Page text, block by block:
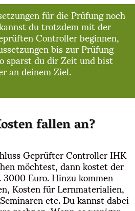
für die Prüfung noch
du trotzdem mit der
Controller beginnen,
bis zur Prüfung
sparst du dir Zeit und bist
an deinem Ziel.
fallen an?
Geprüfter Controller IHK
möchtest, dann kostet der
Euro. Hinzu kommen
Kosten für Lernmaterialien,
etc. Du kannst dabei